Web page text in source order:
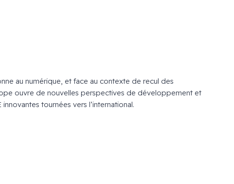
au numérique, et face au contexte de recul des
ouvre de nouvelles perspectives de développement et
tournées vers l’international.